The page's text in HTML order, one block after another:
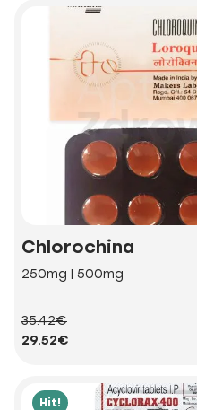
Chlorochina
250mg | 500mg
35.42€
29.52€
Hit!